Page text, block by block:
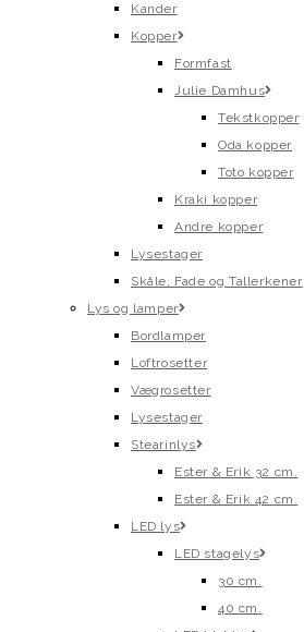
Kander
Kopper
Formfast
Julie Damhus
Tekstkopper
Oda kopper
Toto kopper
Kraki kopper
Andre kopper
Lysestager
Skåle, Fade og Tallerkener
Lys og lamper
Bordlamper
Loftrosetter
Vægrosetter
Lysestager
Stearinlys
Ester & Erik 32 cm.
Ester & Erik 42 cm.
LED lys
LED stagelys
30 cm.
40 cm.